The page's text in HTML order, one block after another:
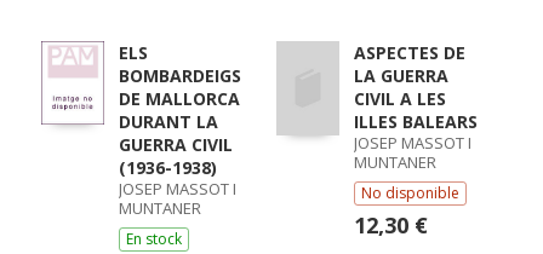
ELS
BOMBARDEIGS
DE MALLORCA
DURANT LA
GUERRA CIVIL
(1936-1938)
JOSEP MASSOT I
MUNTANER
En stock
ASPECTES DE
LA GUERRA
CIVIL A LES
ILLES BALEARS
JOSEP MASSOT I
MUNTANER
No disponible
12,30 €